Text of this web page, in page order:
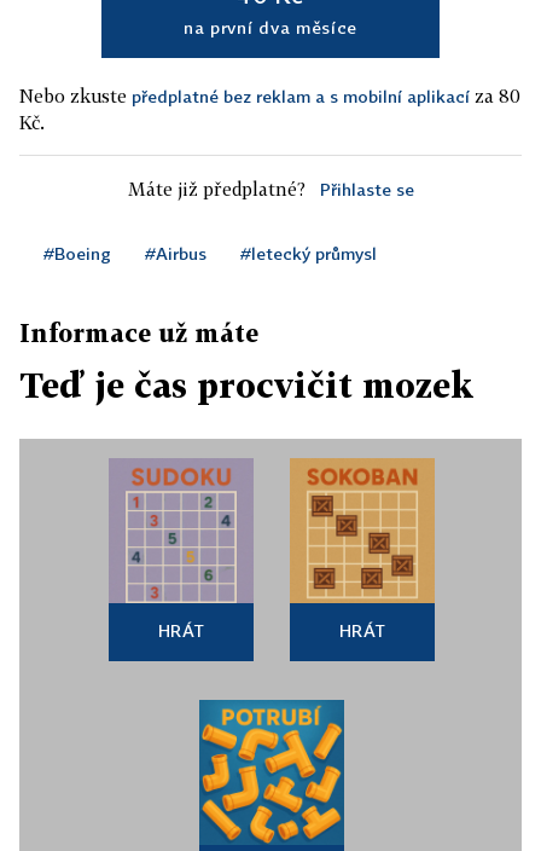
na první dva měsíce
Nebo zkuste předplatné bez reklam a s mobilní aplikací za 80
Kč.
Máte již předplatné? Přihlaste se
#Boeing #Airbus #letecký průmysl
Informace už máte
Teď je čas procvičit mozek
HRÁT HRÁT